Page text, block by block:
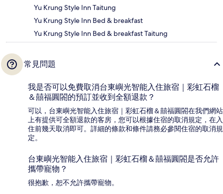
Yu Krung Style Inn Taitung
Yu Krung Style Inn Bed & breakfast
Yu Krung Style Inn Bed & breakfast Taitung
常見問題
我是否可以免費取消台東嶼光智能入住旅宿｜彩虹石榴
＆囍福圓閤的預訂並收到全額退款？
可以，台東嶼光智能入住旅宿｜彩虹石榴＆囍福圓閤在我們網站
上有提供可全額退款的客房，您可以根據住宿的取消規定，在入
住前幾天取消即可。詳細的條款和條件請務必參閱住宿的取消規
定。
台東嶼光智能入住旅宿｜彩虹石榴＆囍福圓閤是否允許
攜帶寵物？
很抱歉，恕不允許攜帶寵物。